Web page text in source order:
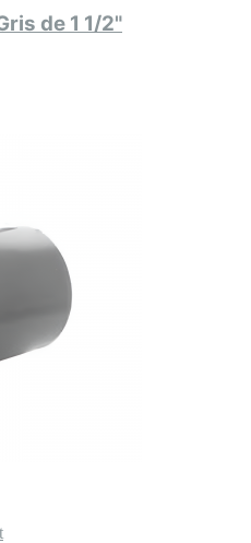
de 1 1/2"